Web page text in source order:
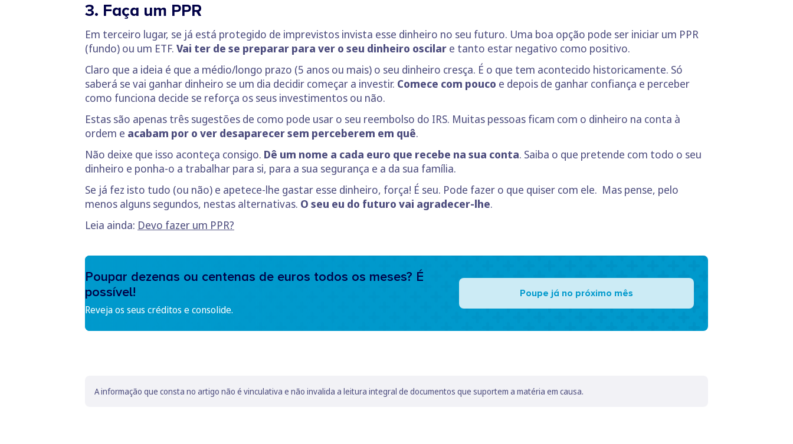
3. Faça um PPR
Em terceiro lugar, se já está protegido de imprevistos invista esse dinheiro no seu futuro. Uma boa opção pode ser iniciar um PPR
(fundo) ou um ETF. Vai ter de se preparar para ver o seu dinheiro oscilar e tanto estar negativo como positivo.
Claro que a ideia é que a médio/longo prazo (5 anos ou mais) o seu dinheiro cresça. É o que tem acontecido historicamente. Só
saberá se vai ganhar dinheiro se um dia decidir começar a investir. Comece com pouco e depois de ganhar confiança e perceber
como funciona decide se reforça os seus investimentos ou não.
Estas são apenas três sugestões de como pode usar o seu reembolso do IRS. Muitas pessoas ficam com o dinheiro na conta à
ordem e acabam por o ver desaparecer sem perceberem em quê.
Não deixe que isso aconteça consigo. Dê um nome a cada euro que recebe na sua conta. Saiba o que pretende com todo o seu
dinheiro e ponha-o a trabalhar para si, para a sua segurança e a da sua família.
Se já fez isto tudo (ou não) e apetece-lhe gastar esse dinheiro, força! É seu. Pode fazer o que quiser com ele. Mas pense, pelo
menos alguns segundos, nestas alternativas. O seu eu do futuro vai agradecer-lhe.
Leia ainda: Devo fazer um PPR?
Poupar dezenas ou centenas de euros todos os meses? É
possível!
Reveja os seus créditos e consolide.
Poupe já no próximo mês
A informação que consta no artigo não é vinculativa e não invalida a leitura integral de documentos que suportem a matéria em causa.